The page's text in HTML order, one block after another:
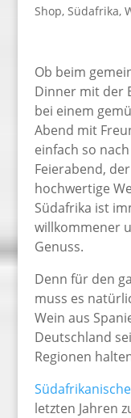
Shop, Südafrika,
Ob beim
Dinner mit der
bei einem
Abend mit
einfach so nach
Feierabend, der
hochwertige
Südafrika ist
willkommener
Genuss.
Denn für den
muss es
Wein aus
Deutschland
Regionen
letzten Jahren